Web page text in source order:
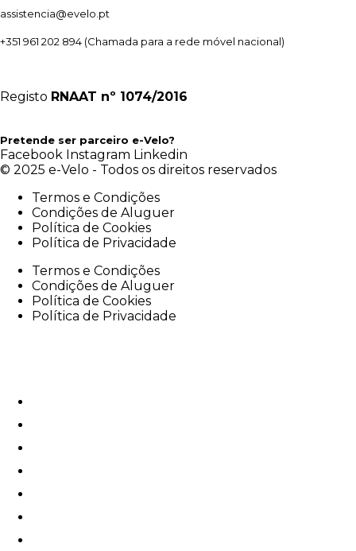
assistencia@evelo.pt
+351 961 202 894 (Chamada para a rede móvel nacional)
Registo RNAAT nº 1074/2016
Pretende ser parceiro e-Velo?
Facebook Instagram Linkedin
© 2025 e-Velo - Todos os direitos reservados
Termos e Condições
Condições de Aluguer
Política de Cookies
Política de Privacidade
Termos e Condições
Condições de Aluguer
Política de Cookies
Política de Privacidade